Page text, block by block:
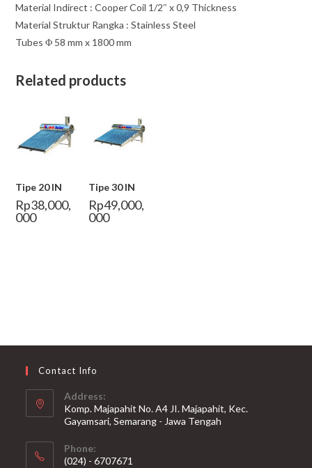
Material Indirect : Cooper Coil 1/2″ x 0,9 Thickness
Material Struktur Rangka : Stainless Steel
Tubes Φ 58 mm x 1800 mm
Related products
Tipe 20 IN
Rp38,000,
000
Tipe 30 IN
Rp49,000,
000
Contact Info
Address:
Komp. Majapahit No. A4 JI. Majapahit, Kec.
Gayamsari, Semarang - Jawa Tengah
in
Phone:
(024) - 6707671